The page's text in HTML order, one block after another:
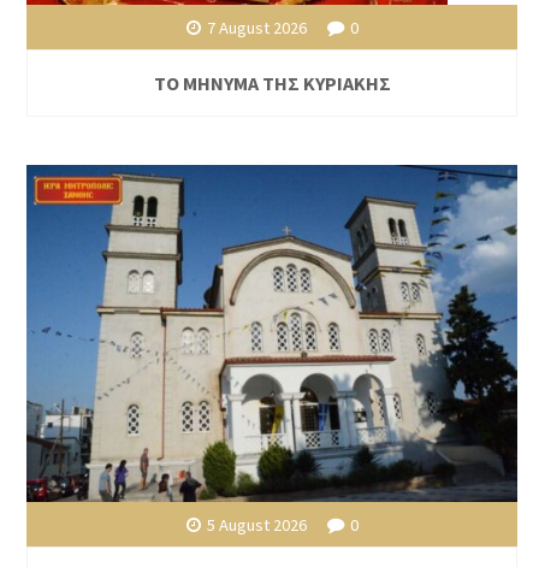
7 August 2026 0
ΤΟ ΜΗΝΥΜΑ ΤΗΣ ΚΥΡΙΑΚΗΣ
5 August 2026 0